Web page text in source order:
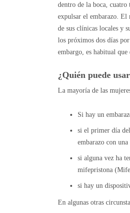
dentro de la boca,
expulsar el embarazo. El
de sus clínicas locales y
los próximos dos días
embargo, es habitual que
¿Quién puede
La mayoría de las
Si hay un
si el primer día
embarazo con una
si alguna vez ha
mifepristona
si hay un
En algunas otras